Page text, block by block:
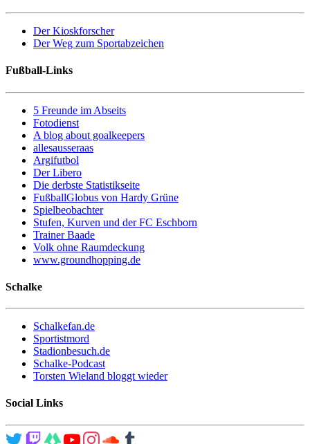
Der Kioskforscher
Der Weg zum Sportabzeichen
Fußball-Links
5 Freunde im Abseits
Fotodienst
A blog about goalkeepers
allesausseraas
Argifutbol
Der Libero
Die derbste Statistikseite
FußballGlobus von Hardy Grüne
Spielbeobachter
Stufen, Kurven und der FC Eschborn
Trainer Baade
Volk ohne Raumdeckung
www.groundhopping.de
Schalke
Schalkefan.de
Sportistmord
Stadionbesuch.de
Schalke-Podcast
Torsten Wieland bloggt wieder
Social Links